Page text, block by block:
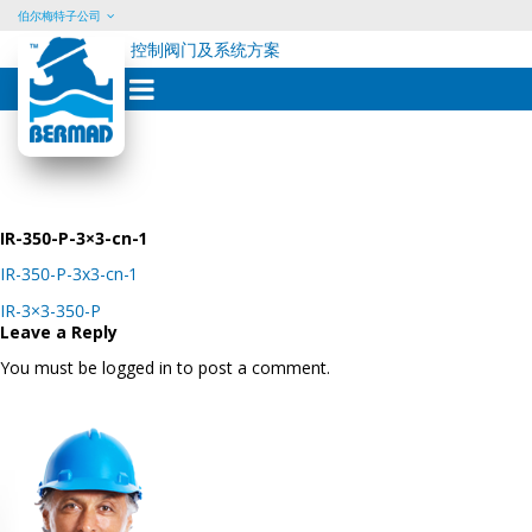
Skip
content
伯尔梅特子公司
控制阀门及系统方案
IR-350-P-3×3-cn-1
IR-350-P-3x3-cn-1
Post
navigation
IR-3×3-350-P
Leave a Reply
You must be logged in to post a comment.